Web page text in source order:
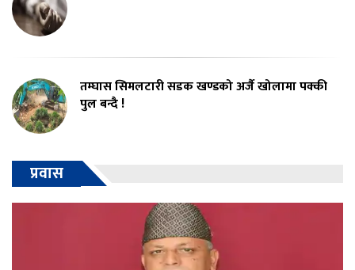
तम्घास सिमलटारी सडक खण्डको अर्जै खोलामा पक्की
पुल बन्दै !
प्रवास